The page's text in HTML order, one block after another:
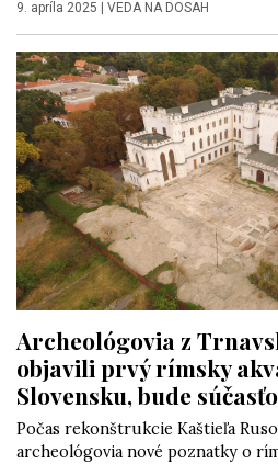
9. apríla 2025 | VEDA NA DOSAH
Archeológovia z
objavili prvý rímsky
Slovensku, bude
Počas rekonštrukcie Kaštieľa
archeológovia nové poznatky o